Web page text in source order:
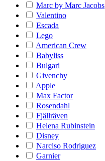
Marc by Marc Jacobs
Valentino
Escada
Lego
American Crew
Babyliss
Bulgari
Givenchy
Apple
Max Factor
Rosendahl
Fjällräven
Helena Rubinstein
Disney
Narciso Rodriguez
Garnier